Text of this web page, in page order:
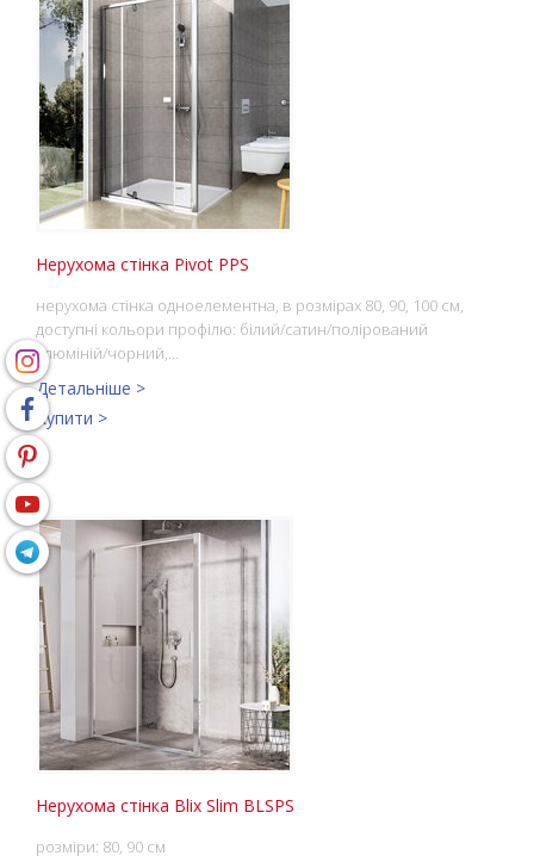
Нерухома стінка Pivot PPS
нерухома стінка одноелементна, в розмірах 80, 90, 100 см,
доступні кольори профілю: білий/сатин/полірований
алюміній/чорний,…
Детальніше >
Купити >
Нерухома стінка Blix Slim BLSPS
розміри: 80, 90 см